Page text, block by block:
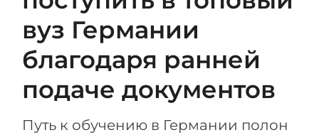
вуз Германии
благодаря ранней
подаче документов
Путь к обучению в Германии полон